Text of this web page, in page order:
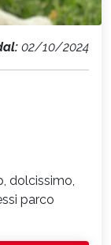
02/10/2024
dolcissimo,
parco